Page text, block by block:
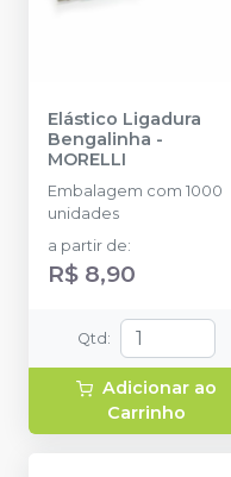
Elástico Ligadura
Bengalinha -
MORELLI
Embalagem com 1000
unidades
a partir de:
R$ 8,90
Qtd :
Adicionar ao
Carrinho